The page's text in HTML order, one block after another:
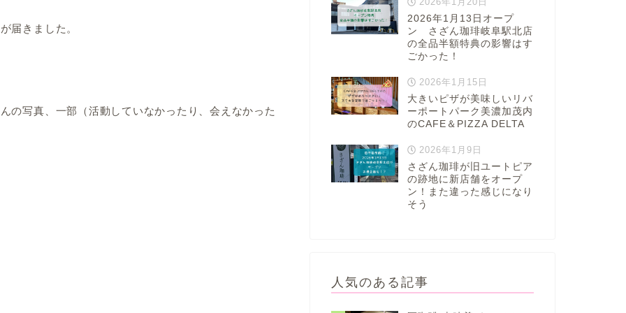
届きました。
の写真、一部（活動していなかったり、会えなかった
2026年1月13日オープ
ン さざん珈琲岐阜駅北店
の全品半額特典の影響はす
ごかった！
2026年1月15日
大きいピザが美味しいリバ
ーポートパーク美濃加茂内
のCAFE＆PIZZA DELTA
2026年1月9日
さざん珈琲が旧ユートピア
の跡地に新店舗をオープ
ン！また違った感じになり
そう
人気のある記事